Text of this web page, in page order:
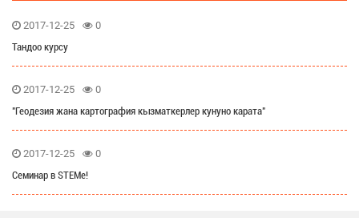
2017-12-25
0
Тандоо курсу
2017-12-25
0
"Геодезия жана картография кызматкерлер кунуно карата"
2017-12-25
0
Семинар в STEMе!